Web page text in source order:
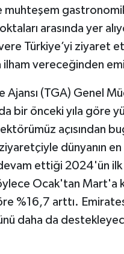
muhteşem
arasında yer
Türkiye’yi ziyaret
vereceğinden
Ajansı (TGA) Genel
bir önceki yıla göre
açısından
dünyanın
ettiği 2024'ün
Ocak'tan Mart'a
%16,7 arttı.
daha da